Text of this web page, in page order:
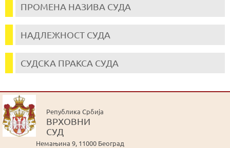
ПРОМЕНА НАЗИВА СУДА
НАДЛЕЖНОСТ СУДА
СУДСКА ПРАКСА СУДА
Република Србија
ВРХОВНИ
СУД
Немањина 9, 11000 Београд